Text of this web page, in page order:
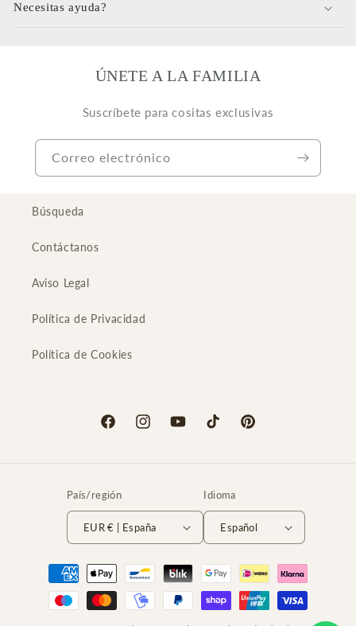
Necesitas ayuda?
ÚNETE A LA FAMILIA
Suscríbete para cositas exclusivas
Correo electrónico
Búsqueda
Contáctanos
Aviso Legal
Política de Privacidad
Política de Cookies
FacebookInstagramYouTubeTikTok Pinterest
País/región
EUR € | España
Idioma
Español
Formas
pago